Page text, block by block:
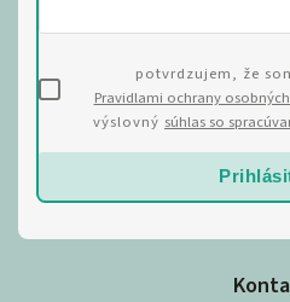
potvrdzujem, že
Pravidlami ochrany
výslovný súhlas so